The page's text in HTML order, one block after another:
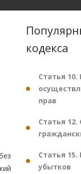
кодекса
Статья
прав
Статья
Статья
убытков